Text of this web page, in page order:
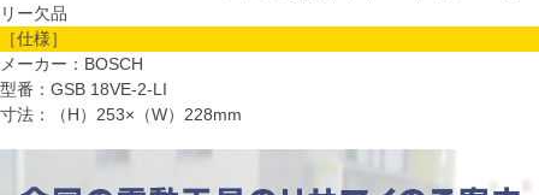
リー欠品
［仕様］
メーカー：BOSCH
型番：GSB 18VE-2-LI
寸法：（H）253×（W）228mm